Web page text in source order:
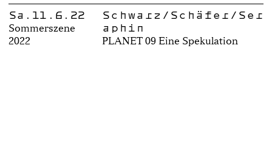
Sa.11.6.22
Sommerszene
2022
Schwarz/Schäfer/Ser
aphin
PLANET 09 Eine Spekulation